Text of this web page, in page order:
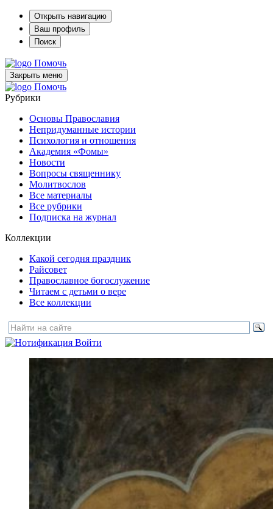
Открыть навигацию
Ваш профиль
Поиск
Помочь
Закрыть меню
Помочь
Рубрики
Основы Православия
Непридуманные истории
Психология и отношения
Академия «Фомы»
Новости
Вопросы священнику
Молитвослов
Все материалы
Все рубрики
Подписка на журнал
Коллекции
Какой сегодня праздник
Райсовет
Православное богослужение
Читаем с детьми о вере
Все коллекции
Войти